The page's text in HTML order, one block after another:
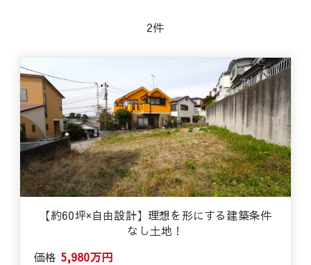
2件
【約60坪×自由設計】理想を形にする建築条件
なし土地！
価格 5,980万円